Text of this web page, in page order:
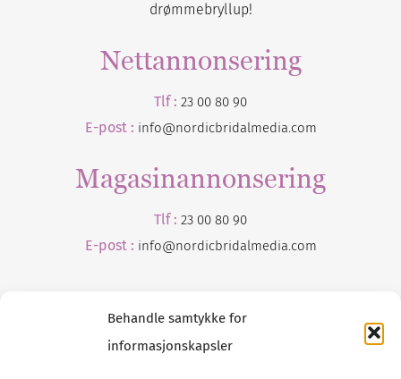
Behandle samtykke for
informasjonskapsler
drømmebryllup!
Nettannonsering
Tlf : 23 00 80 90
E-post : info@nordicbridalmedia.com
Magasinannonsering
Tlf : 23 00 80 90
E-post : info@nordicbridalmedia.com